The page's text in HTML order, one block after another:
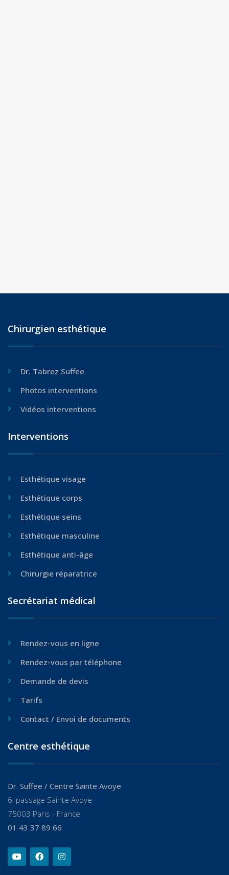
Chirurgien esthétique
Dr. Tabrez Suffee
Photos interventions
Vidéos interventions
Interventions
Esthétique visage
Esthétique corps
Esthétique seins
Esthétique masculine
Esthétique anti-âge
Chirurgie réparatrice
Secrétariat médical
Rendez-vous en ligne
Rendez-vous par téléphone
Demande de devis
Tarifs
Contact / Envoi de documents
Centre esthétique
Dr. Suffee / Centre Sainte Avoye
6, passage Sainte Avoye
75003 Paris - France
01 43 37 89 66